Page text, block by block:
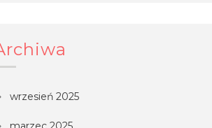
wrzesień 2025